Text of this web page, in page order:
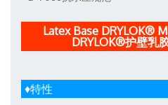
Latex Base DRYLOK®
DRYLOK®护壁乳
♦特性